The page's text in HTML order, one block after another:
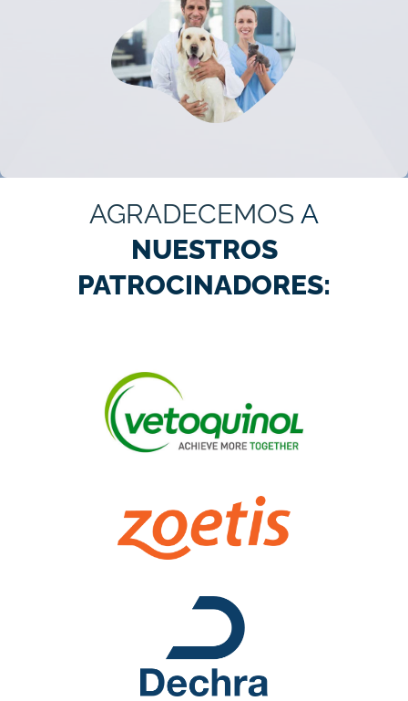
AGRADECEMOS A
NUESTROS
PATROCINADORES: